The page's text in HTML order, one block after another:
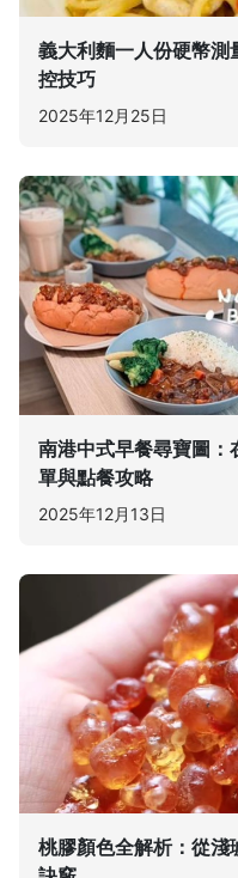
義大利麵一人份硬幣測
控技巧
2025年12月25日
南港中式早餐尋寶圖：
單與點餐攻略
2025年12月13日
桃膠顏色全解析：從淺